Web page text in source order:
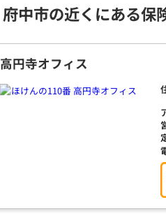
府中市の近くにある保
高円寺オフィス